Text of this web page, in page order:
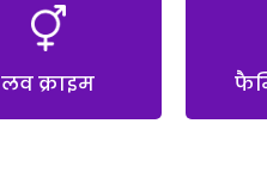
लव क्राइम